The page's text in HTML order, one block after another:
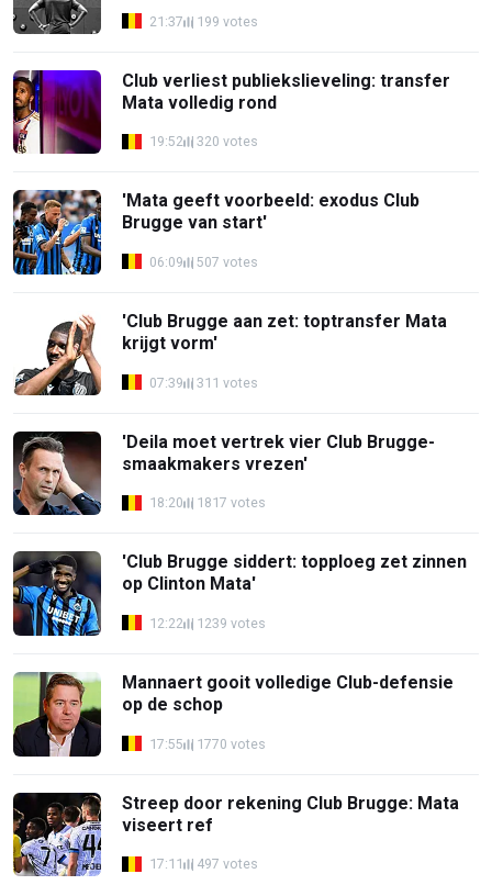
21:37 199 votes
Club verliest publiekslieveling: transfer
Mata volledig rond
19:52 320 votes
'Mata geeft voorbeeld: exodus Club
Brugge van start'
06:09 507 votes
'Club Brugge aan zet: toptransfer Mata
krijgt vorm'
07:39 311 votes
'Deila moet vertrek vier Club Brugge-
smaakmakers vrezen'
18:20 1817 votes
'Club Brugge siddert: topploeg zet zinnen
op Clinton Mata'
12:22 1239 votes
Mannaert gooit volledige Club-defensie
op de schop
17:55 1770 votes
Streep door rekening Club Brugge: Mata
viseert ref
17:11 497 votes